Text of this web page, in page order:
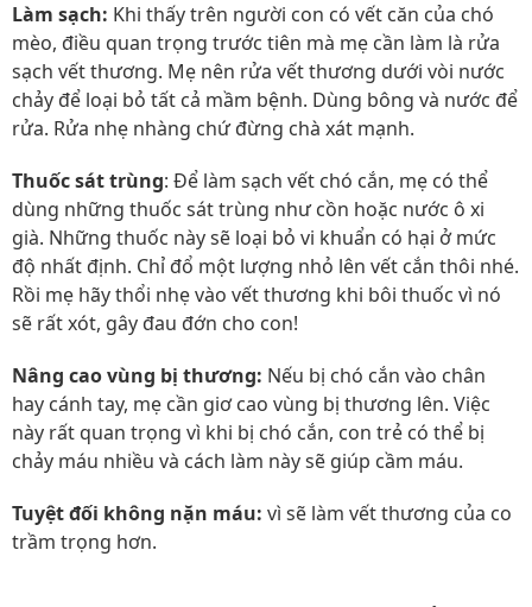
Làm sạch: Khi thấy trên người con có vết căn của chó
mèo, điều quan trọng trước tiên mà mẹ cần làm là rửa
sạch vết thương. Mẹ nên rửa vết thương dưới vòi nước
chảy để loại bỏ tất cả mầm bệnh. Dùng bông và nước để
rửa. Rửa nhẹ nhàng chứ đừng chà xát mạnh.
Thuốc sát trùng: Để làm sạch vết chó cắn, mẹ có thể
dùng những thuốc sát trùng như cồn hoặc nước ô xi
già. Những thuốc này sẽ loại bỏ vi khuẩn có hại ở mức
độ nhất định. Chỉ đổ một lượng nhỏ lên vết cắn thôi nhé.
Rồi mẹ hãy thổi nhẹ vào vết thương khi bôi thuốc vì nó
sẽ rất xót, gây đau đớn cho con!
Nâng cao vùng bị thương: Nếu bị chó cắn vào chân
hay cánh tay, mẹ cần giơ cao vùng bị thương lên. Việc
này rất quan trọng vì khi bị chó cắn, con trẻ có thể bị
chảy máu nhiều và cách làm này sẽ giúp cầm máu.
Tuyệt đối không nặn máu: vì sẽ làm vết thương của co
trầm trọng hơn.